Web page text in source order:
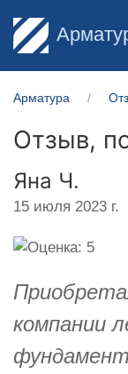
Арматура
Отзыв,
Яна Ч.
15 июля 2023 г.
компании